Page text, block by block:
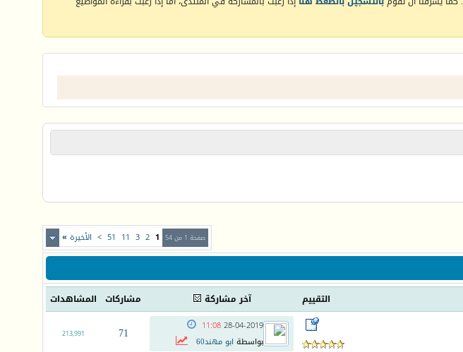
صفحة 1 من 54 1
2
3
11
51
> الأخيرة »
التقييم
آخر مشاركة مشاركات المشاهدات
28-04-2019
11:08
بواسطة ابو مهند60 71
213,991